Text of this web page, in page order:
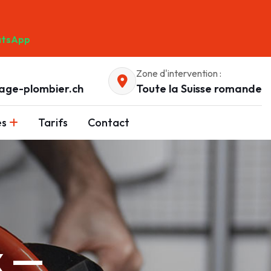
plombier.ch
Zone d'intervention :
Toute la Suisse romande
Tarifs Contact
—